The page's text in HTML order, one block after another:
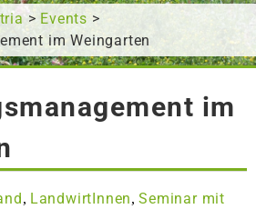
> Events >
im Weingarten
im
, LandwirtInnen,Seminar mit